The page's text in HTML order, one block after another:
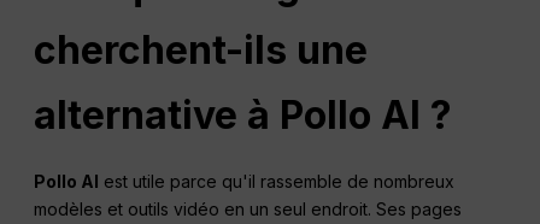
cherchent-ils une
alternative à Pollo AI ?
Pollo AI est utile parce qu'il rassemble de nombreux
modèles et outils vidéo en un seul endroit. Ses pages